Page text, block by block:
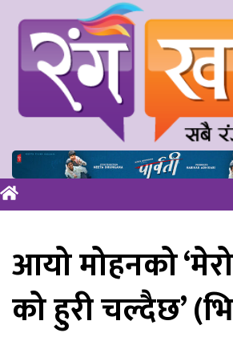
आयो मोहनको
को हुरी चल्दैछ’